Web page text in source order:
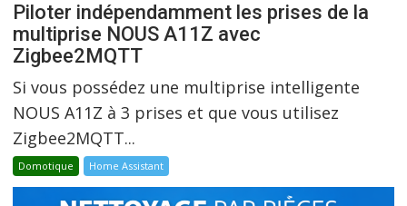
Piloter indépendamment les prises de la
multiprise NOUS A11Z avec
Zigbee2MQTT
Si vous possédez une multiprise intelligente
NOUS A11Z à 3 prises et que vous utilisez
Zigbee2MQTT...
Domotique Home Assistant